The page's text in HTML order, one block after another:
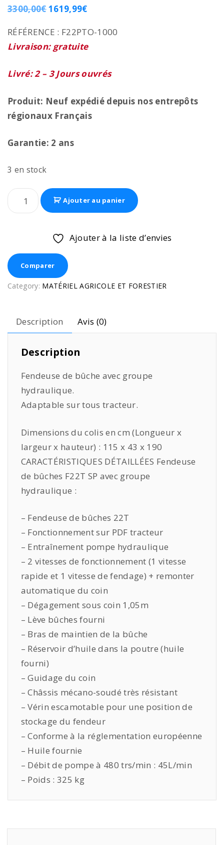
3300,00€1619,99€
RÉFÉRENCE : F22PTO-1000
Livraison: gratuite
Livré: 2 – 3 Jours ouvrés
Produit: Neuf expédié depuis nos entrepôts
régionaux Français
Garantie: 2 ans
3 en stock
Ajouter au panier
Ajouter à la liste d’envies
Comparer
Category: MATÉRIEL AGRICOLE ET FORESTIER
Description Avis (0)
Description
Fendeuse de bûche avec groupe
hydraulique.
Adaptable sur tous tracteur.
Dimensions du colis en cm (Longueur x
largeur x hauteur) : 115 x 43 x 190
CARACTÉRISTIQUES DÉTAILLÉES Fendeuse
de bûches F22T SP avec groupe
hydraulique :
– Fendeuse de bûches 22T
– Fonctionnement sur PDF tracteur
– Entraînement pompe hydraulique
– 2 vitesses de fonctionnement (1 vitesse
rapide et 1 vitesse de fendage) + remonter
automatique du coin
– Dégagement sous coin 1,05m
– Lève bûches fourni
– Bras de maintien de la bûche
– Réservoir d’huile dans la poutre (huile
fourni)
– Guidage du coin
– Châssis mécano-soudé très résistant
– Vérin escamotable pour une position de
stockage du fendeur
– Conforme à la réglementation européenne
– Huile fournie
– Débit de pompe à 480 trs/min : 45L/min
– Poids : 325 kg